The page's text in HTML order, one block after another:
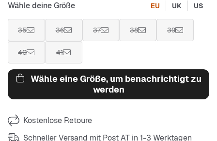
Wähle deine Größe EU UK US
35 36 37 38 39
40 41
Wähle eine Größe, um benachrichtigt zu
werden
Kostenlose Retoure
Schneller Versand mit Post AT in 1-3 Werktagen